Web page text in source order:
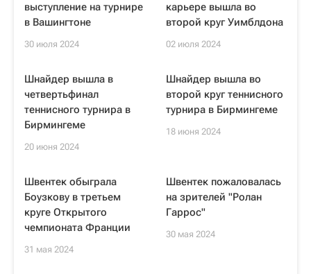
выступление на турнире
в Вашингтоне
30 июля 2024
карьере вышла во
второй круг Уимблдона
02 июля 2024
Шнайдер вышла в
четвертьфинал
теннисного турнира в
Бирмингеме
20 июня 2024
Шнайдер вышла во
второй круг теннисного
турнира в Бирмингеме
18 июня 2024
Швентек обыграла
Боузкову в третьем
круге Открытого
чемпионата Франции
31 мая 2024
Швентек пожаловалась
на зрителей "Ролан
Гаррос"
30 мая 2024